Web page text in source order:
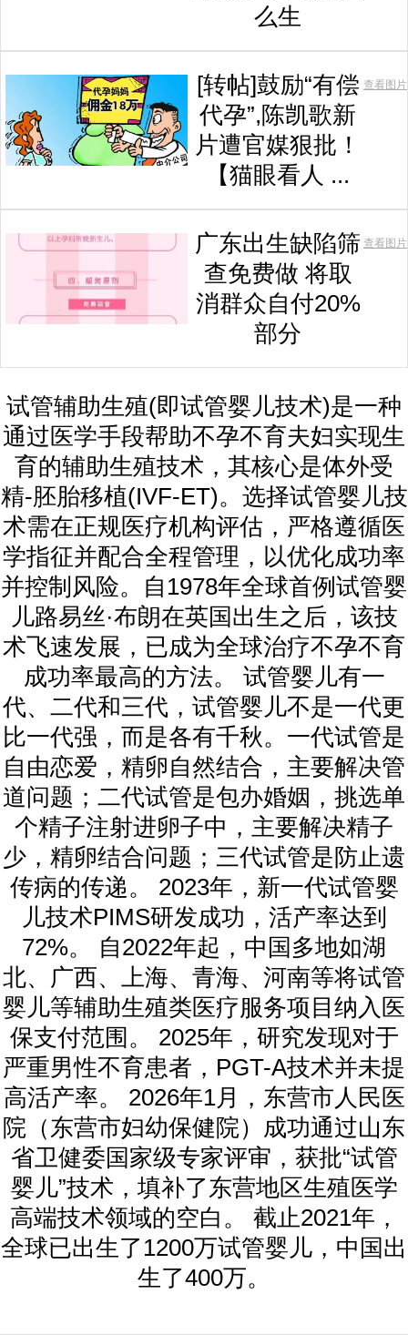
么生
[转帖]鼓励“有偿
代孕”,陈凯歌新
片遭官媒狠批！
【猫眼看人 ...
查看图片
广东出生缺陷筛
查免费做 将取
消群众自付20%
部分
查看图片
试管辅助生殖(即试管婴儿技术)是一种
通过医学手段帮助不孕不育夫妇实现生
育的辅助生殖技术，其核心是体外受
精-胚胎移植(IVF-ET)。选择试管婴儿技
术需在正规医疗机构评估，严格遵循医
学指征并配合全程管理，以优化成功率
并控制风险。自1978年全球首例试管婴
儿路易丝·布朗在英国出生之后，该技
术飞速发展，已成为全球治疗不孕不育
成功率最高的方法。 试管婴儿有一
代、二代和三代，试管婴儿不是一代更
比一代强，而是各有千秋。一代试管是
自由恋爱，精卵自然结合，主要解决管
道问题；二代试管是包办婚姻，挑选单
个精子注射进卵子中，主要解决精子
少，精卵结合问题；三代试管是防止遗
传病的传递。 2023年，新一代试管婴
儿技术PIMS研发成功，活产率达到
72%。 自2022年起，中国多地如湖
北、广西、上海、青海、河南等将试管
婴儿等辅助生殖类医疗服务项目纳入医
保支付范围。 2025年，研究发现对于
严重男性不育患者，PGT-A技术并未提
高活产率。 2026年1月，东营市人民医
院（东营市妇幼保健院）成功通过山东
省卫健委国家级专家评审，获批“试管
婴儿”技术，填补了东营地区生殖医学
高端技术领域的空白。 截止2021年，
全球已出生了1200万试管婴儿，中国出
生了400万。